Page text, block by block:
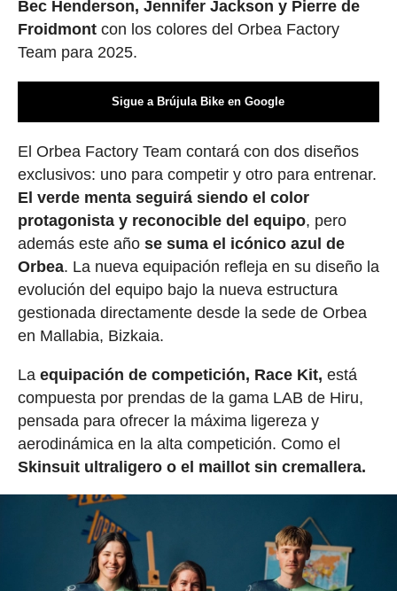
Bec Henderson, Jennifer Jackson y Pierre de
Froidmontcon los colores del Orbea Factory
Team para 2025.
Sigue a Brújula Bike en Google
El Orbea Factory Team contará con dos diseños
exclusivos: uno para competir y otro para entrenar.
El verde menta seguirá siendo el color
protagonista y reconocible del equipo, pero
además este año se suma el icónico azul de
Orbea. La nueva equipación refleja en su diseño la
evolución del equipo bajo la nueva estructura
gestionada directamente desde la sede de Orbea
en Mallabia, Bizkaia.
La equipación de competición, Race Kit, está
compuesta por prendas de la gama LAB de Hiru,
pensada para ofrecer la máxima ligereza y
aerodinámica en la alta competición. Como el
Skinsuit ultraligero o el maillot sin cremallera.